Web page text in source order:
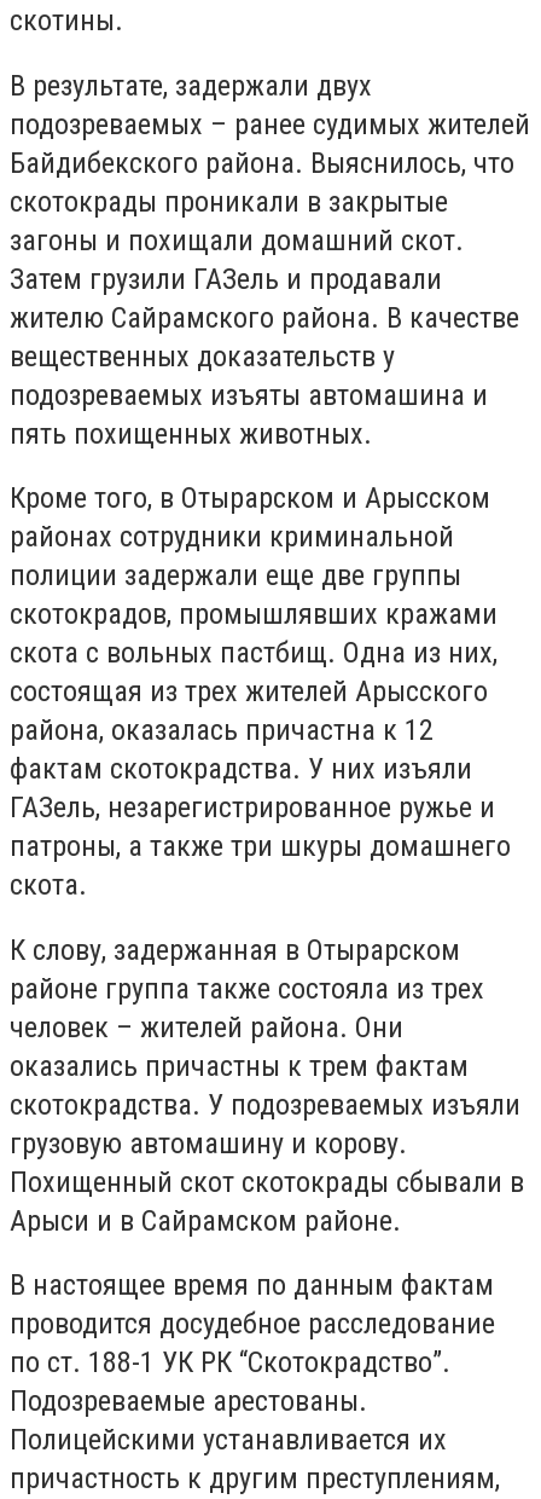
скотины.
В результате, задержали двух
подозреваемых – ранее судимых жителей
Байдибекского района. Выяснилось, что
скотокрады проникали в закрытые
загоны и похищали домашний скот.
Затем грузили ГАЗель и продавали
жителю Сайрамского района. В качестве
вещественных доказательств у
подозреваемых изъяты автомашина и
пять похищенных животных.
Кроме того, в Отырарском и Арысском
районах сотрудники криминальной
полиции задержали еще две группы
скотокрадов, промышлявших кражами
скота с вольных пастбищ. Одна из них,
состоящая из трех жителей Арысского
района, оказалась причастна к 12
фактам скотокрадства. У них изъяли
ГАЗель, незарегистрированное ружье и
патроны, а также три шкуры домашнего
скота.
К слову, задержанная в Отырарском
районе группа также состояла из трех
человек – жителей района. Они
оказались причастны к трем фактам
скотокрадства. У подозреваемых изъяли
грузовую автомашину и корову.
Похищенный скот скотокрады сбывали в
Арыси и в Сайрамском районе.
В настоящее время по данным фактам
проводится досудебное расследование
по ст. 188-1 УК РК “Скотокрадство”.
Подозреваемые арестованы.
Полицейскими устанавливается их
причастность к другим преступлениям,